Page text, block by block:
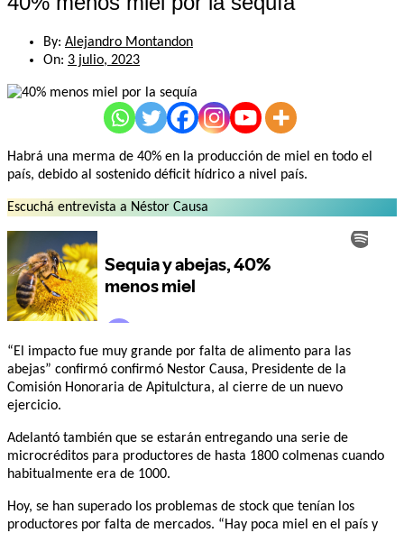
By: Alejandro Montandon
On: 3 julio, 2023
Habrá una merma de 40% en la producción de miel en todo el
país, debido al sostenido déficit hídrico a nivel país.
Escuchá entrevista a Néstor Causa
“El impacto fue muy grande por falta de alimento para las
abejas” confirmó confirmó Nestor Causa, Presidente de la
Comisión Honoraria de Apitulctura, al cierre de un nuevo
ejercicio.
Adelantó también que se estarán entregando una serie de
microcréditos para productores de hasta 1800 colmenas cuando
habitualmente era de 1000.
Hoy, se han superado los problemas de stock que tenían los
productores por falta de mercados. “Hay poca miel en el país y